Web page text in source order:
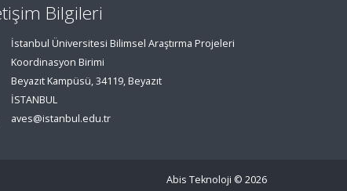
Bilgileri
İstanbul Üniversitesi Bilimsel Araştırma Projeleri
Koordinasyon Birimi
Beyazıt Kampüsü, 34119, Beyazıt
İSTANBUL
aves@istanbul.edu.tr
Abis Teknoloji © 2026